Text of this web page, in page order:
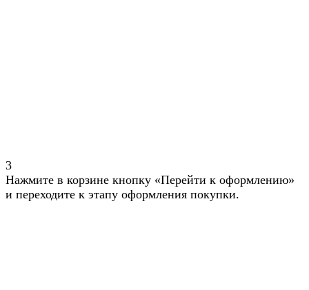
3
Нажмите в корзине кнопку «Перейти к оформлению»
и переходите к этапу оформления покупки.